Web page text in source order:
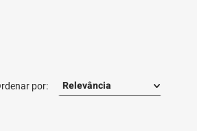
Relevância